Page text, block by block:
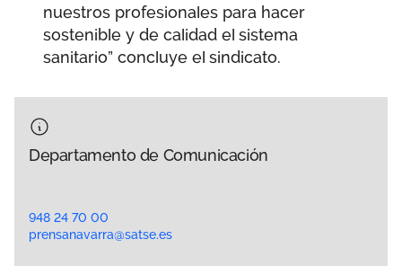
nuestros profesionales para hacer
sostenible y de calidad el sistema
sanitario” concluye el sindicato.
Departamento de Comunicación
948 24 70 00
prensanavarra@satse.es